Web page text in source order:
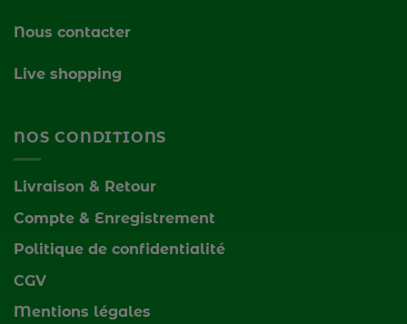
Nous contacter
Live shopping
NOS CONDITIONS
Livraison & Retour
Compte & Enregistrement
Politique de confidentialité
CGV
Mentions légales